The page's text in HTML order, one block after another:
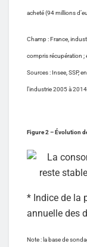
acheté (94 millions
Champ : France,
compris récupération ;
Sources : Insee, SSP,
l’industrie 2005 à 2014.
Figure 2 – Évolution
* Indice de la
annuelle des
Note : la base de